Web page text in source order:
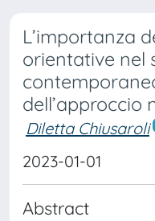
L’importanza
orientative nel
dell’approccio
Diletta Chiusaroli
2023-01-01
Abstract